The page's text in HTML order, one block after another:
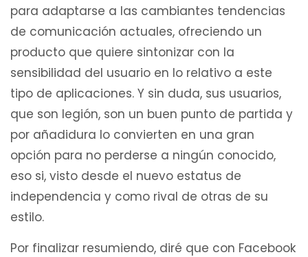
para adaptarse a las cambiantes tendencias
de comunicación actuales, ofreciendo un
producto que quiere sintonizar con la
sensibilidad del usuario en lo relativo a este
tipo de aplicaciones. Y sin duda, sus usuarios,
que son legión, son un buen punto de partida y
por añadidura lo convierten en una gran
opción para no perderse a ningún conocido,
eso si, visto desde el nuevo estatus de
independencia y como rival de otras de su
estilo.
Por finalizar resumiendo, diré que con Facebook